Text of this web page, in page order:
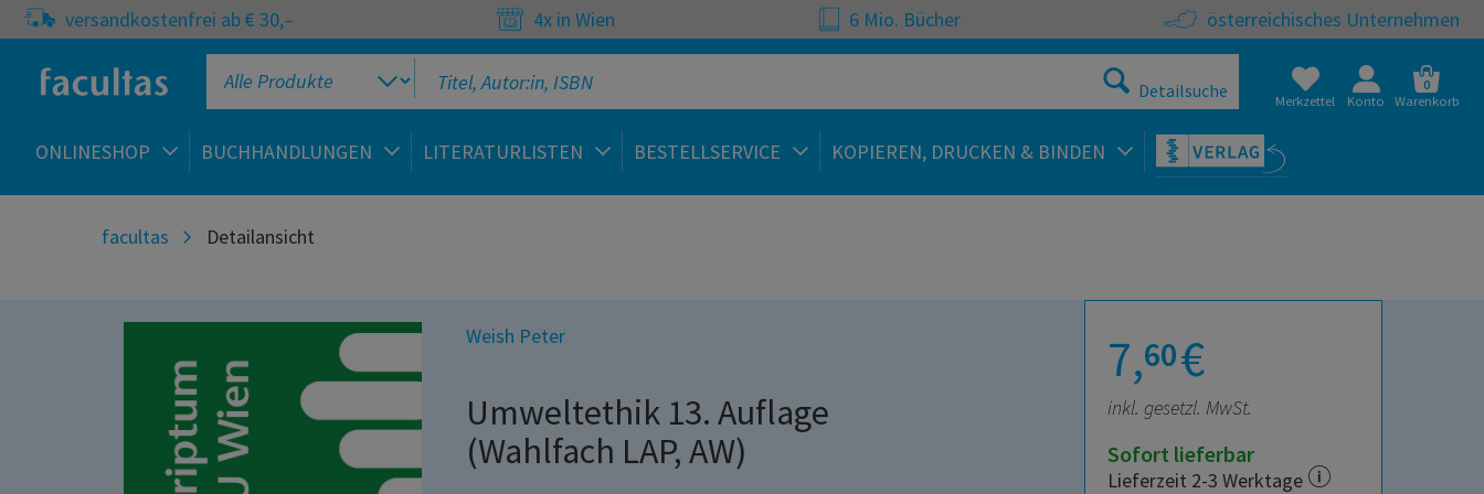
versandkostenfrei ab € 30,– 4x in Wien 6 Mio. Bücher österreichisches Unternehmen
Detailsuche Merkzettel Konto
0
Warenkorb
ONLINESHOP BUCHHANDLUNGEN LITERATURLISTEN BESTELLSERVICE KOPIEREN, DRUCKEN & BINDEN
facultas Detailansicht
Weish Peter
Umweltethik 13. Auflage
(Wahlfach LAP, AW)
7,60€
inkl. gesetzl. MwSt.
Sofort lieferbar
Lieferzeit 2-3 Werktage